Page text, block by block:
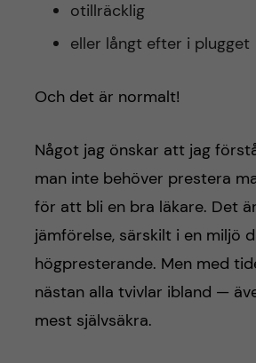
otillräcklig
eller långt efter i plugget
Och det är normalt!
Något jag önskar att jag
man inte behöver prestera
för att bli en bra läkare. Det
jämförelse, särskilt i en miljö
högpresterande. Men med
nästan alla tvivlar ibland —
mest självsäkra.